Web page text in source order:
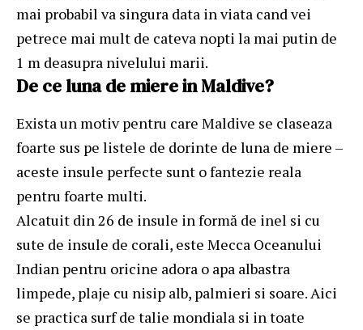
mai probabil va singura data in viata cand vei
petrece mai mult de cateva nopti la mai putin de
1 m deasupra nivelului marii.
De ce luna de miere in Maldive?
Exista un motiv pentru care Maldive se claseaza
foarte sus pe listele de dorinte de luna de miere –
aceste insule perfecte sunt o fantezie reala
pentru foarte multi.
Alcatuit din 26 de insule in formă de inel si cu
sute de insule de corali, este Mecca Oceanului
Indian pentru oricine adora o apa albastra
limpede, plaje cu nisip alb, palmieri si soare. Aici
se practica surf de talie mondiala si in toate